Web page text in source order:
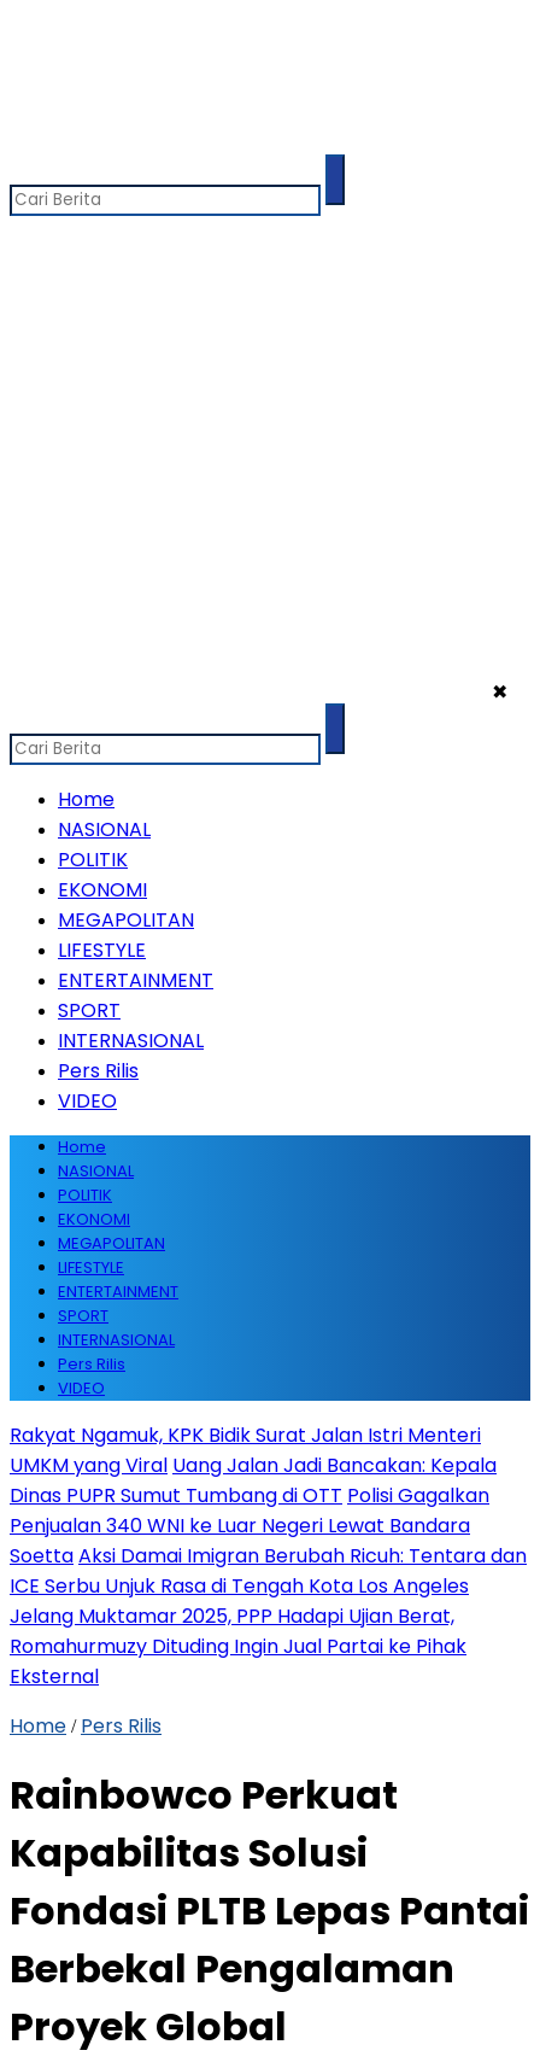
✖
Home
NASIONAL
POLITIK
EKONOMI
MEGAPOLITAN
LIFESTYLE
ENTERTAINMENT
SPORT
INTERNASIONAL
Pers Rilis
VIDEO
Home
NASIONAL
POLITIK
EKONOMI
MEGAPOLITAN
LIFESTYLE
ENTERTAINMENT
SPORT
INTERNASIONAL
Pers Rilis
VIDEO
Rakyat Ngamuk, KPK Bidik Surat Jalan Istri Menteri
UMKM yang Viral Uang Jalan Jadi Bancakan: Kepala
Dinas PUPR Sumut Tumbang di OTT Polisi Gagalkan
Penjualan 340 WNI ke Luar Negeri Lewat Bandara
SoettaAksi Damai Imigran Berubah Ricuh: Tentara dan
ICE Serbu Unjuk Rasa di Tengah Kota Los Angeles
Jelang Muktamar 2025, PPP Hadapi Ujian Berat,
Romahurmuzy Dituding Ingin Jual Partai ke Pihak
Eksternal
Home / Pers Rilis
Rainbowco Perkuat
Kapabilitas Solusi
Fondasi PLTB Lepas Pantai
Berbekal Pengalaman
Proyek Global